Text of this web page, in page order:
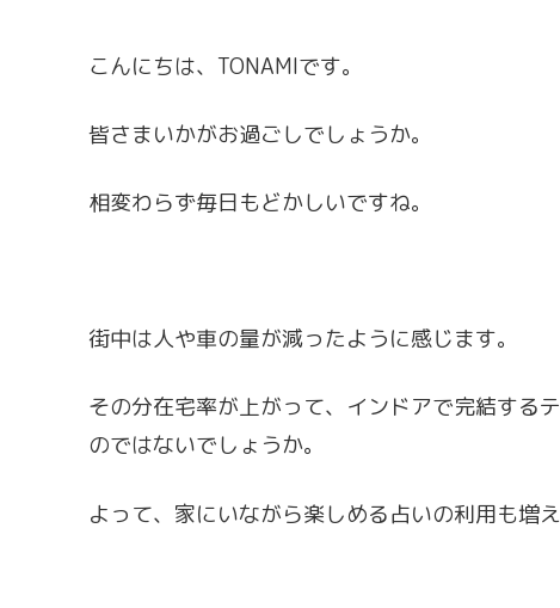
こんにちは、TONAMIです。
皆さまいかがお過ごしでしょうか。
相変わらず毎日もどかしいですね。
街中は人や車の量が減ったように感じます。
その分在宅率が上がって、インドアで完結する
のではないでしょうか。
よって、家にいながら楽しめる占いの利用も増